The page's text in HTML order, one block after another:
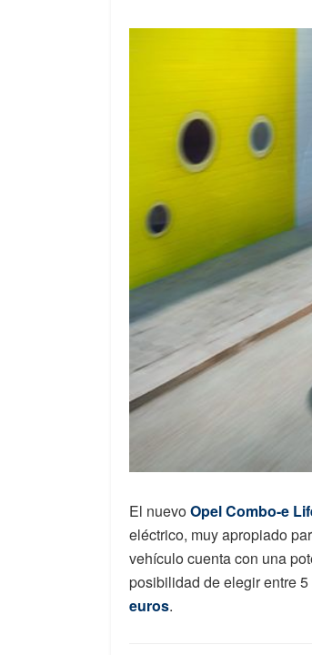
El nuevoOpel Combo-e
eléctrico, muy apropiado
vehículo cuenta con una
posibilidad de elegir entre
euros.